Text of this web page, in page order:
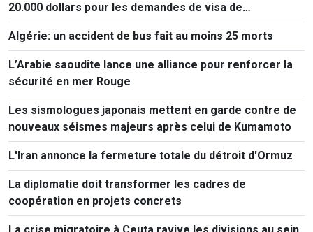
20.000 dollars pour les demandes de visa de
ressortissants de 50 pays
Algérie: un accident de bus fait au moins 25 morts
L’Arabie saoudite lance une alliance pour renforcer la
sécurité en mer Rouge
Les sismologues japonais mettent en garde contre de
nouveaux séismes majeurs après celui de Kumamoto
L'Iran annonce la fermeture totale du détroit d'Ormuz
La diplomatie doit transformer les cadres de
coopération en projets concrets